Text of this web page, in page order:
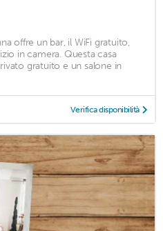
offre un bar, il WiFi gratuito,
in camera. Questa casa
gratuito e un salone in
Verifica disponibilità